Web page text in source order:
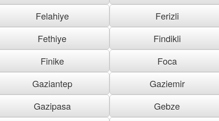
Felahiye
Ferizli
Fethiye
Findikli
Finike
Foca
Gaziantep
Gaziemir
Gazipasa
Gebze